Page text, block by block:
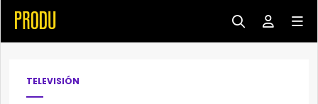
TELEVISIÓN